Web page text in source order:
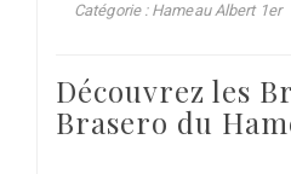
Catégorie : Hameau Albert 1er
Découvrez les
Brasero du